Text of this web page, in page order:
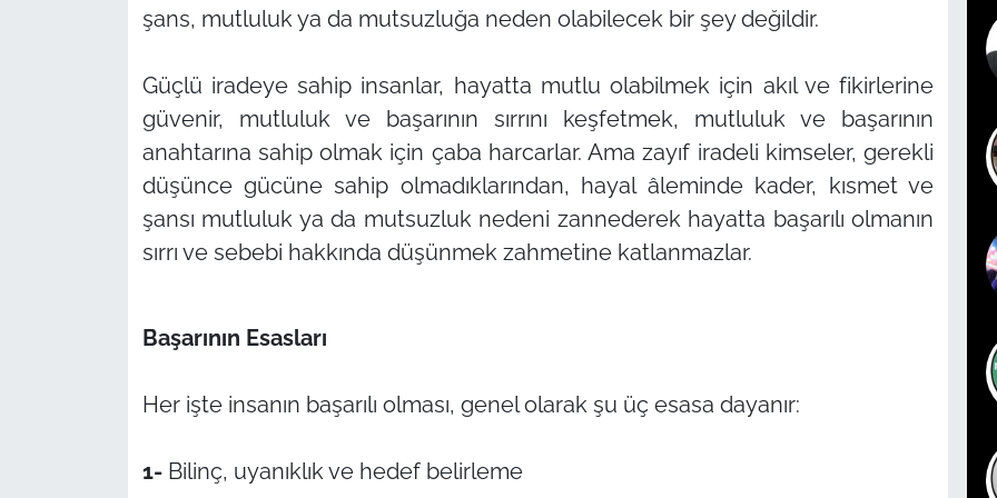
şans, mutluluk ya da mutsuzluğa neden olabilecek bir şey değildir.
Güçlü iradeye sahip insanlar, hayatta mutlu olabilmek için akıl ve fikirlerine
güvenir, mutluluk ve başarının sırrını keşfetmek, mutluluk ve başarının
anahtarına sahip olmak için çaba harcarlar. Ama zayıf iradeli kimseler, gerekli
düşünce gücüne sahip olmadıklarından, hayal âleminde kader, kısmet ve
şansı mutluluk ya da mutsuzluk nedeni zannederek hayatta başarılı olmanın
sırrı ve sebebi hakkında düşünmek zahmetine katlanmazlar.
Başarının Esasları
Her işte insanın başarılı olması, genel olarak şu üç esasa dayanır:
1-Bilinç, uyanıklık ve hedef belirleme